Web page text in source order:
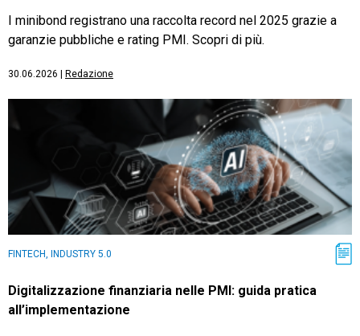
I minibond registrano una raccolta record nel 2025 grazie a
garanzie pubbliche e rating PMI. Scopri di più.
30.06.2026 Redazione
FINTECH, INDUSTRY 5.0
Digitalizzazione finanziaria nelle PMI: guida pratica
all’implementazione